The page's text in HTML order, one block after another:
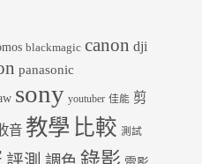
blackmagic canon dji
panasonic
sony youtuber 佳能 剪
音 教學 比較 測試